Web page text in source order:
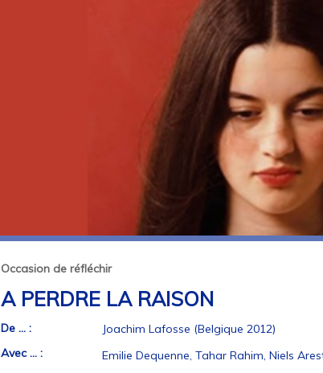
Occasion de réfléchir
A PERDRE LA RAISON
De ... :
Joachim Lafosse (Belgique 2012)
Avec ... :
Emilie Dequenne, Tahar Rahim, Niels